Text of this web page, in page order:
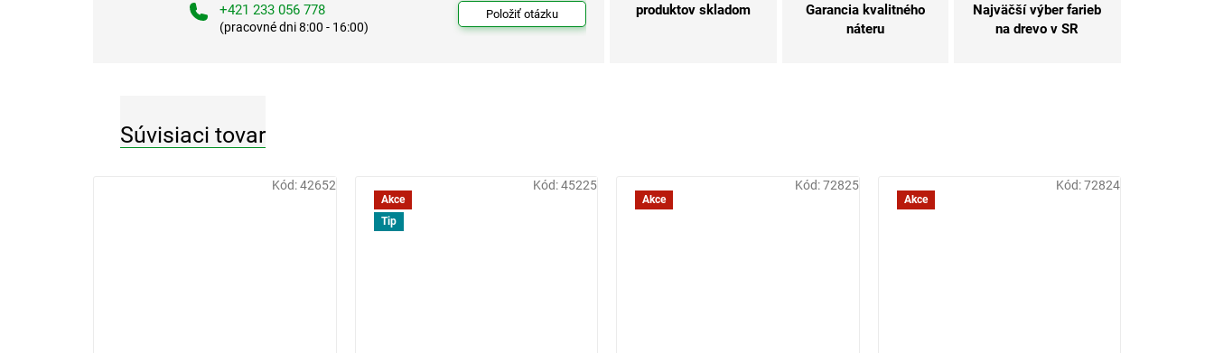
+421 233 056 778
(pracovné dni 8:00 - 16:00)
Položiť otázku produktov skladom
Garancia kvalitného
náteru
Najväčší výber farieb
na drevo v SR
Súvisiaci tovar
Kód:42652
Akce
Tip
Kód:45225
Akce
Kód:72825
Akce
Kód:72824